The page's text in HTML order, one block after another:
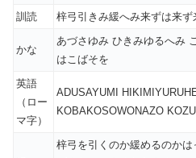
訓読
梓弓引きみ緩へみ来ずは来
かな
あづさゆみ ひきみゆるへみ
はこばそを
英語
（ロー
マ字）
ADUSAYUMI
KOBAKOSOWONAZO
梓弓を引くのか緩めるのか